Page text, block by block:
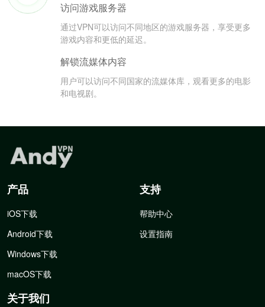
访问游戏服务器
通过VPN可以访问不同地区的游戏服务器，享受更多
游戏内容和更低的延迟。
解锁流媒体内容
用户可以访问不同国家的流媒体库，观看更多的电影
和电视剧。
产品
iOS下载
Android下载
Windows下载
macOS下载
支持
帮助中心
设置指南
关于我们